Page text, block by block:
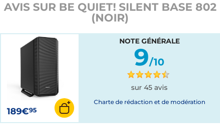
AVIS SUR BE QUIET! SILENT BASE 802
(NOIR)
189€95
NOTE GÉNÉRALE
9/10
sur 45 avis
Charte de rédaction et de modération